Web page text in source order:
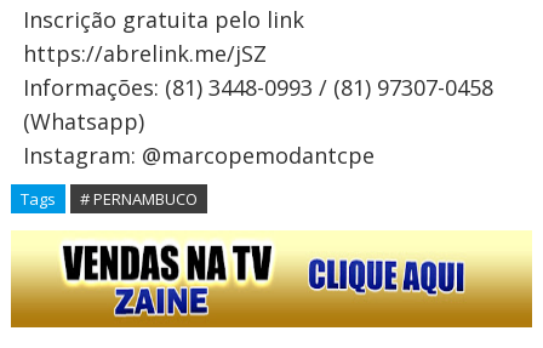
Inscrição gratuita pelo link
https://abrelink.me/jSZ
Informações: (81) 3448-0993 / (81) 97307-0458
(Whatsapp)
Instagram: @marcopemodantcpe
Tags # PERNAMBUCO